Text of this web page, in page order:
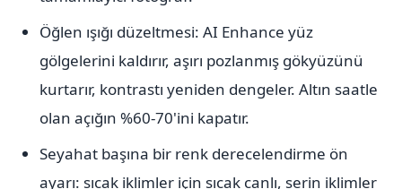
Öğlen ışığı düzeltmesi: AI Enhance yüz
gölgelerini kaldırır, aşırı pozlanmış gökyüzünü
kurtarır, kontrastı yeniden dengeler. Altın saatle
olan açığın %60-70'ini kapatır.
Seyahat başına bir renk derecelendirme ön
ayarı: sıcak iklimler için sıcak canlı, serin iklimler